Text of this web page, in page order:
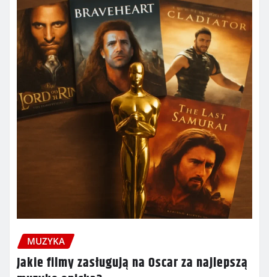
MUZYKA
Jakie filmy zasługują na Oscar za najlepszą